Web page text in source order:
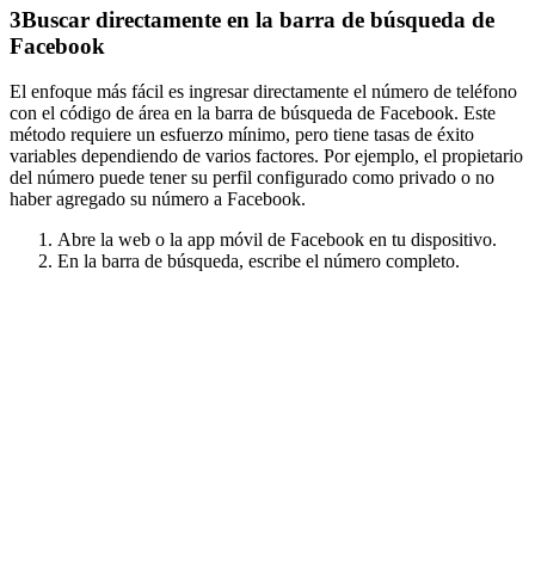
3Buscar directamente en la barra de búsqueda de
Facebook
El enfoque más fácil es ingresar directamente el número de teléfono
con el código de área en la barra de búsqueda de Facebook. Este
método requiere un esfuerzo mínimo, pero tiene tasas de éxito
variables dependiendo de varios factores. Por ejemplo, el propietario
del número puede tener su perfil configurado como privado o no
haber agregado su número a Facebook.
Abre la web o la app móvil de Facebook en tu dispositivo.
En la barra de búsqueda, escribe el número completo.